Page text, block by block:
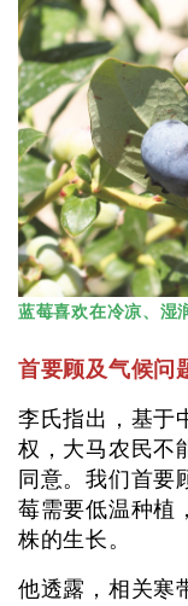
蓝莓喜欢在冷凉、湿
首要顾及气候问
李氏指出，基于
权，大马农民不
同意。我们首要
莓需要低温种植
株的生长。
他透露，相关寒